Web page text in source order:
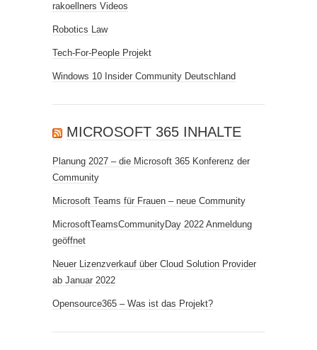
rakoellners Videos
Robotics Law
Tech-For-People Projekt
Windows 10 Insider Community Deutschland
MICROSOFT 365 INHALTE
Planung 2027 – die Microsoft 365 Konferenz der
Community
Microsoft Teams für Frauen – neue Community
MicrosoftTeamsCommunityDay 2022 Anmeldung
geöffnet
Neuer Lizenzverkauf über Cloud Solution Provider
ab Januar 2022
Opensource365 – Was ist das Projekt?